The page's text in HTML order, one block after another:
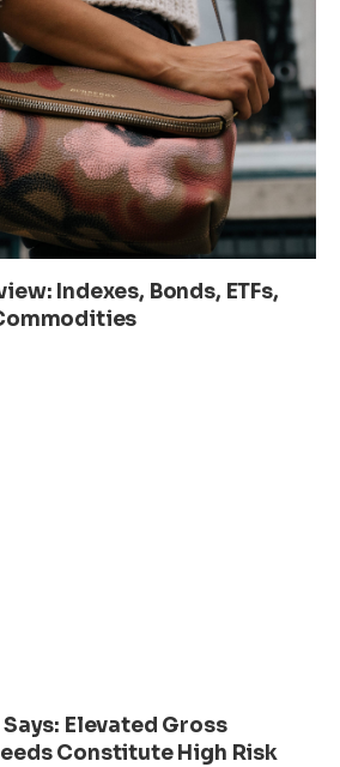
Indexes, Bonds, ETFs,
Says: Elevated Gross
Constitute High Risk